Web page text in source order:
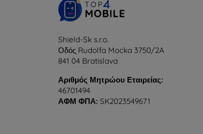
Shield-Sk s.r.o.
Οδός Rudolfa Mocka 3750/2A
841 04 Bratislava
Αριθμός Μητρώου Εταιρείας:
46701494
ΑΦΜ ΦΠΑ: SK2023549671